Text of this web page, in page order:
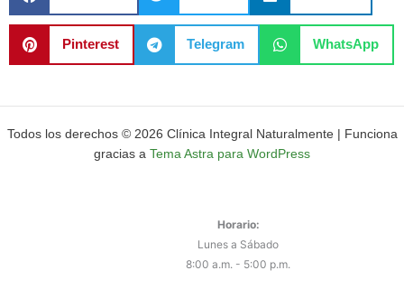
Pinterest Telegram WhatsApp
Todos los derechos © 2026 Clínica Integral Naturalmente | Funciona
gracias a Tema Astra para WordPress
Horario:
Lunes a Sábado
8:00 a.m. - 5:00 p.m.